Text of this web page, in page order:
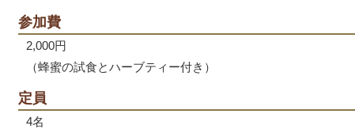
参加費
2,000円
（蜂蜜の試食とハーブティー付き）
定員
4名